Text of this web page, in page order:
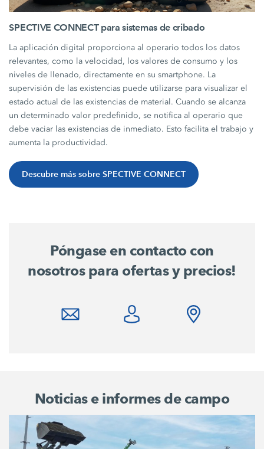
SPECTIVE CONNECT para sistemas de cribado
La aplicación digital proporciona al operario todos los datos
relevantes, como la velocidad, los valores de consumo y los
niveles de llenado, directamente en su smartphone. La
supervisión de las existencias puede utilizarse para visualizar el
estado actual de las existencias de material. Cuando se alcanza
un determinado valor predefinido, se notifica al operario que
debe vaciar las existencias de inmediato. Esto facilita el trabajo y
aumenta la productividad.
Descubre más sobre SPECTIVE CONNECT
Póngase en contacto con
nosotros para ofertas y precios!
Noticias e informes de campo